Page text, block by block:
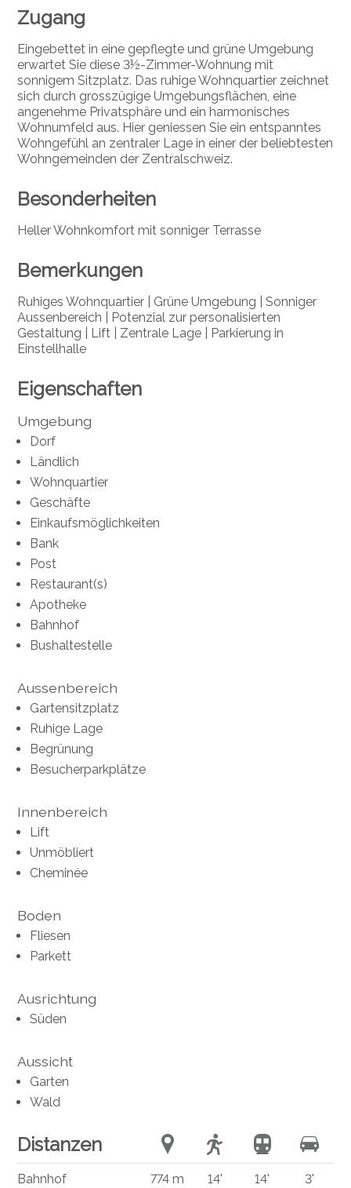
Zugang
Eingebettet in eine gepflegte und grüne Umgebung
erwartet Sie diese 3½-Zimmer-Wohnung mit
sonnigem Sitzplatz. Das ruhige Wohnquartier zeichnet
sich durch grosszügige Umgebungsflächen, eine
angenehme Privatsphäre und ein harmonisches
Wohnumfeld aus. Hier geniessen Sie ein entspanntes
Wohngefühl an zentraler Lage in einer der beliebtesten
Wohngemeinden der Zentralschweiz.
Besonderheiten
Heller Wohnkomfort mit sonniger Terrasse
Bemerkungen
Ruhiges Wohnquartier | Grüne Umgebung | Sonniger
Aussenbereich | Potenzial zur personalisierten
Gestaltung | Lift | Zentrale Lage | Parkierung in
Einstellhalle
Eigenschaften
Umgebung
Dorf
Ländlich
Wohnquartier
Geschäfte
Einkaufsmöglichkeiten
Bank
Post
Restaurant(s)
Apotheke
Bahnhof
Bushaltestelle
Aussenbereich
Gartensitzplatz
Ruhige Lage
Begrünung
Besucherparkplätze
Innenbereich
Lift
Unmöbliert
Cheminée
Boden
Fliesen
Parkett
Ausrichtung
Süden
Aussicht
Garten
Wald
Distanzen
Bahnhof 774 m 14' 14' 3'